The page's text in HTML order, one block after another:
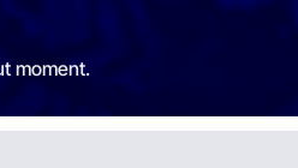
moment.